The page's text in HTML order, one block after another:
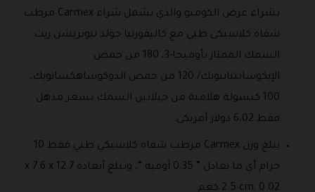
بشراء عرض الكومبو والذي يشمل شراء Carmex‏ مرطب
شفاه كلاسيكي طبي مع كاليفورنيا جولد نيوتريشن زيت
السمك الممتاز بأوميجا-3، 180 من حمض
الإيكوسابنتاينويك/ 120 من حمض الدوكوساهكسانويك،
100 كبسولة هلامية من جيلاتين السمك بسعر مذهل
فقط 6.02 دولار أمريكي.
يبلغ وزن Carmex‏ مرطب شفاه كلاسيكي طبي فقط 10
جرام أي ما يعادل ” 0.35 أوقية “، وتبلغ أبعاده 12.7 x 7.6 x
2.5 cm, 0.02 كغم .